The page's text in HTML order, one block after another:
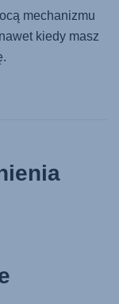
mechanizmu
kiedy masz